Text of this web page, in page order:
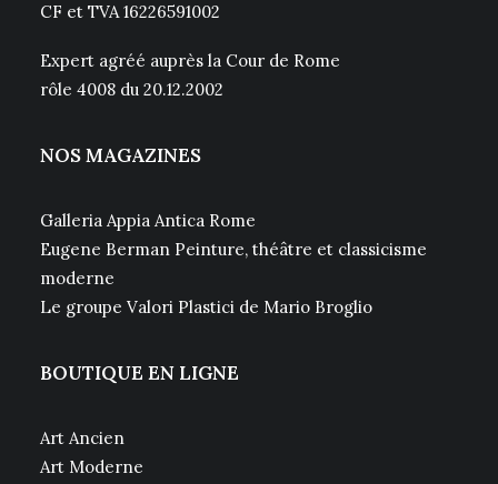
CF et TVA 16226591002
Expert agréé auprès la Cour de Rome
rôle 4008 du 20.12.2002
NOS MAGAZINES
Galleria Appia Antica Rome
Eugene Berman Peinture, théâtre et classicisme
moderne
Le groupe Valori Plastici de Mario Broglio
BOUTIQUE EN LIGNE
Art Ancien
Art Moderne